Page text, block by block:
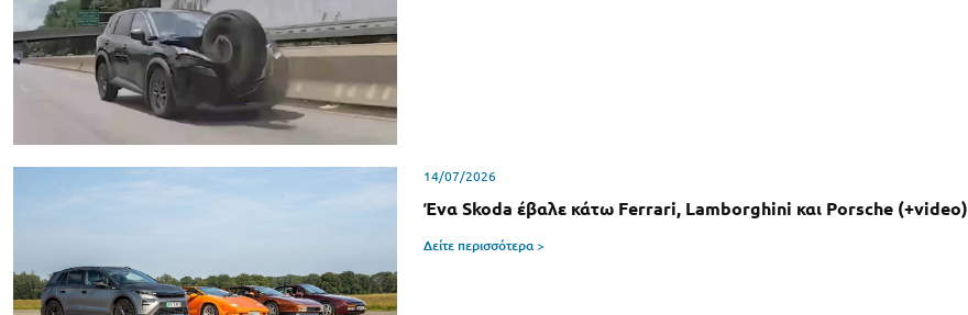
14/07/2026
Ένα Skoda έβαλε κάτω Ferrari, Lamborghini και Porsche (+video)
Δείτε περισσότερα >